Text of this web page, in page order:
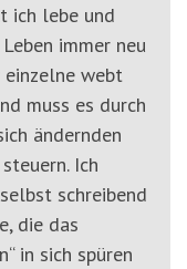
ich lebe und
immer neu
einzelne webt
muss es durch
ändernden
Ich
schreibend
die das
in sich spüren